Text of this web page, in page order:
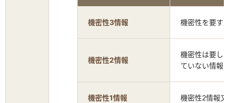
機密性3情報 機密性を要す
機密性2情報
機密性は要し
ていない情報
機密性1情報 機密性2情報